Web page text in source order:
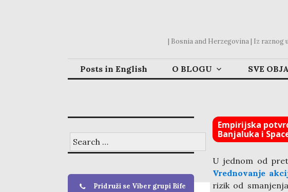
| Bosnia and Herzegovina | Iz raznog
Posts in English O BLOGU SVE
Empirijska
Banjaluka i
U jednom od
Vrednovanje
rizik od
for:
Pridruži se Viber grupi Bife